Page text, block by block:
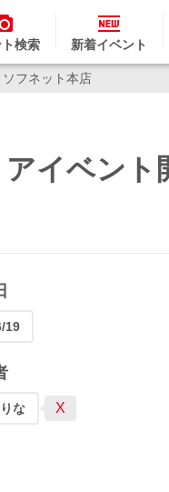
検索 新着イベント
フネット本店
イベン
19
な X